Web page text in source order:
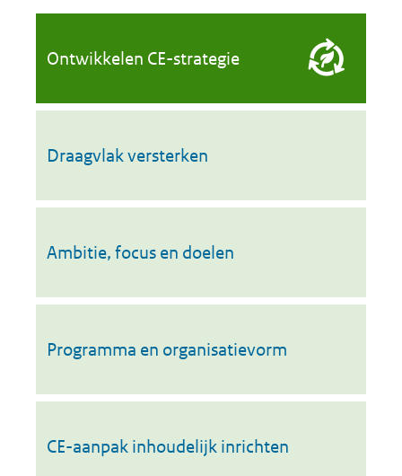
Ontwikkelen CE-strategie
Draagvlak versterken
Ambitie, focus en doelen
Programma en organisatievorm
CE-aanpak inhoudelijk inrichten